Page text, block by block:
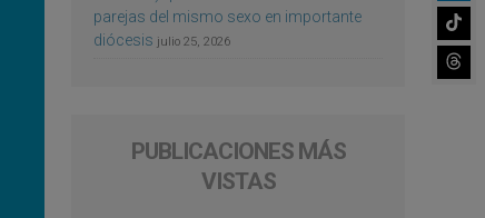
parejas del mismo sexo en importante
diócesis julio 25, 2026
PUBLICACIONES MÁS
VISTAS